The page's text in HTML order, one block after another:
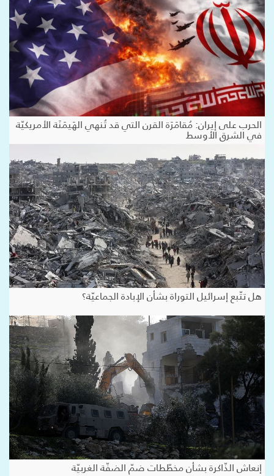
الحرب على إيران: مُقامَرَة القرن التي قد تُنهي الهَيمَنَة الأمريكيّة
في الشرق الأوسط
هل تتّبع إسرائيل التوراة بشأن الإبادة الجماعيّة؟
إنعاش الذّاكرة بشأن مخطّطات ضمّ الضفّة الغربيّة